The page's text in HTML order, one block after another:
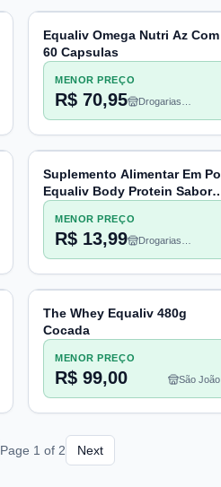
Equaliv Omega Nutri Az Com
60 Capsulas
MENOR PREÇO
R$ 70,95
Drogarias
Suplemento Alimentar Em Po
Equaliv Body Protein Sabor
Cacau 20gr
MENOR PREÇO
R$ 13,99
Drogarias
The Whey Equaliv 480g
Cocada
MENOR PREÇO
R$ 99,00 São João
Page 1 of 2 Next